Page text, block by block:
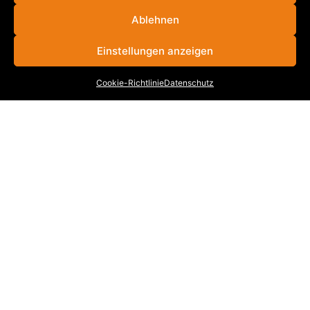
Ablehnen
Einstellungen anzeigen
Cookie-RichtlinieDatenschutz
BWL| FBW| KML